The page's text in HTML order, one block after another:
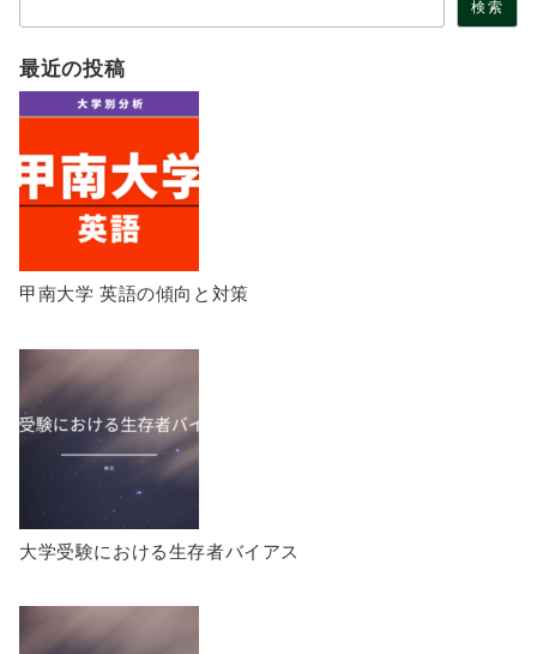
検索
最近の投稿
甲南大学 英語の傾向と対策
大学受験における生存者バイアス